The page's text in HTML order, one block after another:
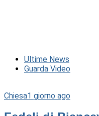
Ultime News
Guarda Video
Chiesa1 giorno ago